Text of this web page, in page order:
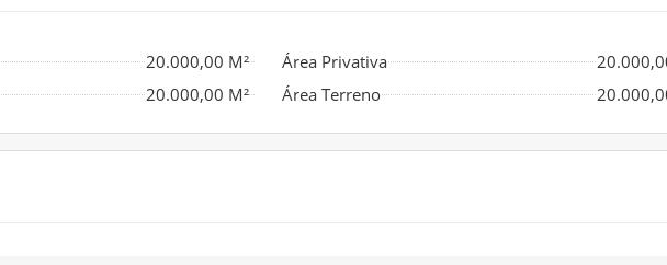
20.000,00 M² Área Privativa
20.000,00 M² Área Terreno